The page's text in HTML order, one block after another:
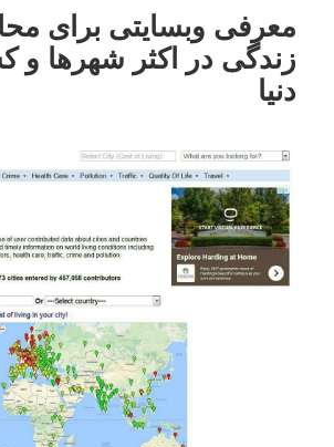
معرفی وبسایتی برای
زندگی در اکثر شهرها و
دنیا